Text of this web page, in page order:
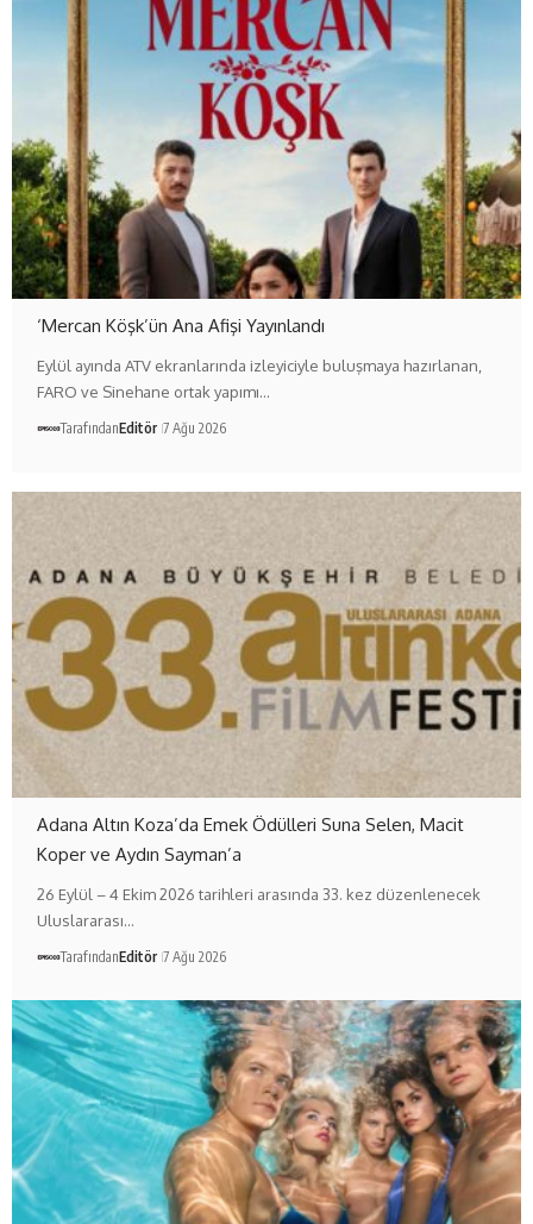
‘Mercan Köşk’ün Ana Afişi Yayınlandı
Eylül ayında ATV ekranlarında izleyiciyle buluşmaya hazırlanan,
FARO ve Sinehane ortak yapımı…
TarafındanEditör 7 Ağu 2026
Adana Altın Koza’da Emek Ödülleri Suna Selen, Macit
Koper ve Aydın Sayman’a
26 Eylül – 4 Ekim 2026 tarihleri arasında 33. kez düzenlenecek
Uluslararası…
TarafındanEditör 7 Ağu 2026